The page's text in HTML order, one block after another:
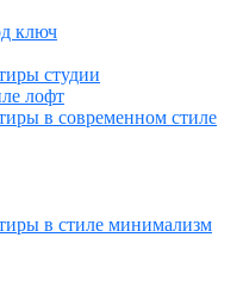
ключ
студии
лофт
в современном стиле
в стиле минимализм